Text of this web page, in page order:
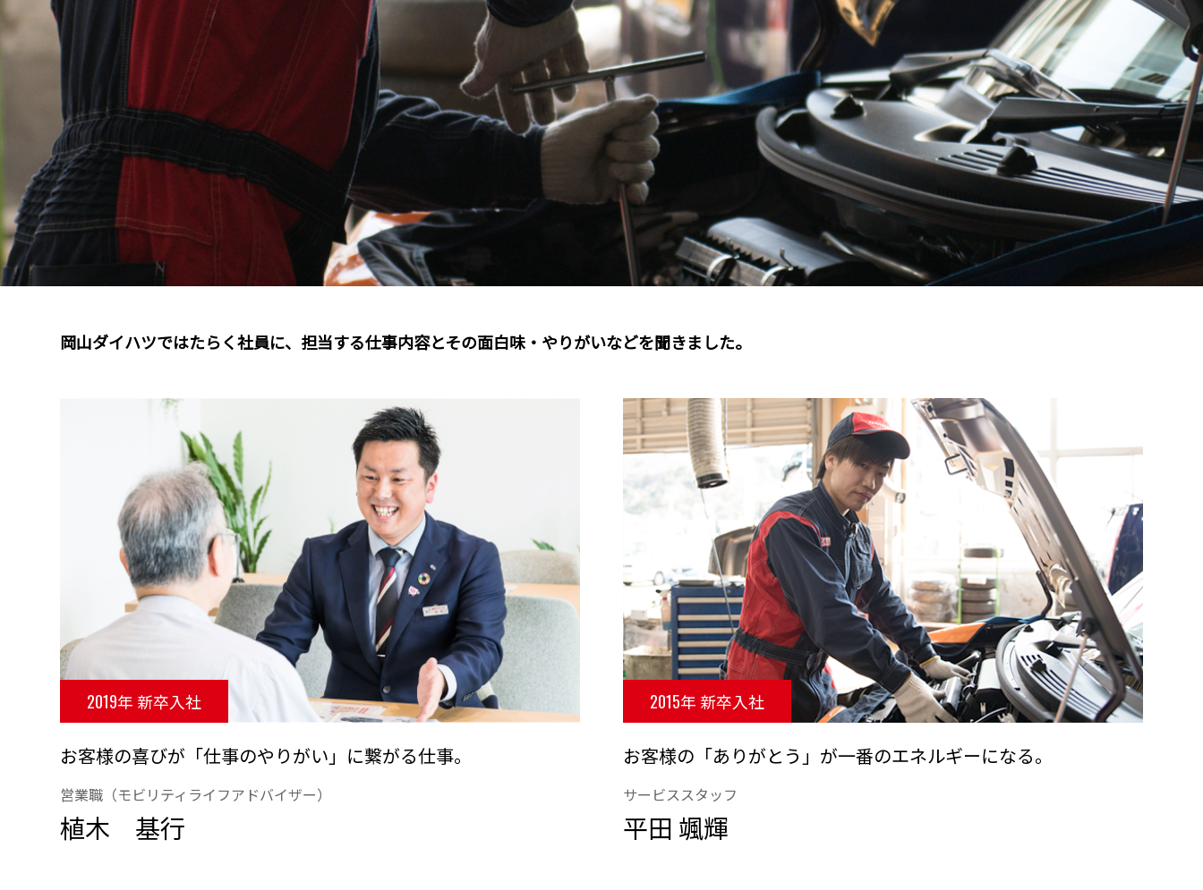
岡山ダイハツではたらく社員に、担当する仕事内容とその面白味・やりがいなどを聞きました。
2019年 新卒入社
お客様の喜びが「仕事のやりがい」に繋がる仕事。
営業職（モビリティライフアドバイザー）
植木 基行
2015年 新卒入社
お客様の「ありがとう」が一番のエネルギーになる。
サービススタッフ
平田 颯輝